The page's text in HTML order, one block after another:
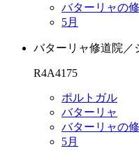
バターリャの
5月
バターリャ修道院／
R4A4175
ポルトガル
バターリャ
バターリャの
5月